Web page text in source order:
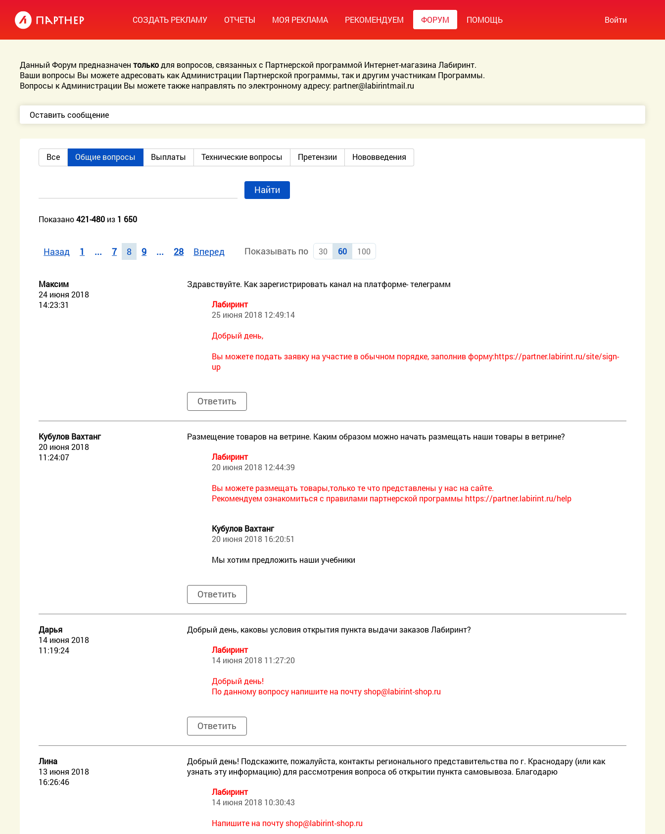
СОЗДАТЬ РЕКЛАМУ ОТЧЕТЫ МОЯ РЕКЛАМА РЕКОМЕНДУЕМ ФОРУМ ПОМОЩЬ Войти
Данный Форум предназначентолькодля вопросов, связанных с Партнерской программой Интернет-магазина Лабиринт.
Ваши вопросы Вы можете адресовать как Администрации Партнерской программы, так и другим участникам Программы.
Вопросы к Администрации Вы можете также направлять по электронному адресу: partner@labirintmail.ru
Оставить сообщение
Все Общие вопросы Выплаты Технические вопросы Претензии Нововведения
Найти
Показано421-480 из 1 650
Назад 1 ... 7 8 9 ... 28 Вперед Показывать по 30 60 100
Максим
24 июня 2018
14:23:31
Здравствуйте. Как зарегистрировать канал на платформе- телеграмм
Лабиринт
25 июня 2018 12:49:14
Добрый день,
Вы можете подать заявку на участие в обычном порядке, заполнив форму:https://partner.labirint.ru/site/sign-
up
Ответить
Кубулов Вахтанг
20 июня 2018
11:24:07
Размещение товаров на ветрине. Каким образом можно начать размещать наши товары в ветрине?
Лабиринт
20 июня 2018 12:44:39
Вы можете размещать товары,только те что представлены у нас на сайте.
Рекомендуем ознакомиться с правилами партнерской программы https://partner.labirint.ru/help
Кубулов Вахтанг
20 июня 2018 16:20:51
Мы хотим предложить наши учебники
Ответить
Дарья
14 июня 2018
11:19:24
Добрый день, каковы условия открытия пункта выдачи заказов Лабиринт?
Лабиринт
14 июня 2018 11:27:20
Добрый день!
По данному вопросу напишите на почту shop@labirint-shop.ru
Ответить
Лина
13 июня 2018
16:26:46
Добрый день! Подскажите, пожалуйста, контакты регионального представительства по г. Краснодару (или как
узнать эту информацию) для рассмотрения вопроса об открытии пункта самовывоза. Благодарю
Лабиринт
14 июня 2018 10:30:43
Напишите на почту shop@labirint-shop.ru